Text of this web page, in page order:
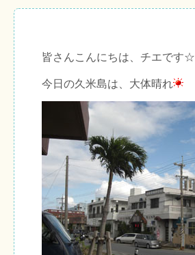
皆さんこんにちは、チエです☆
今日の久米島は、大体晴れ